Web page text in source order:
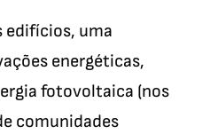
edifícios, uma
energéticas,
fotovoltaica (nos
comunidades